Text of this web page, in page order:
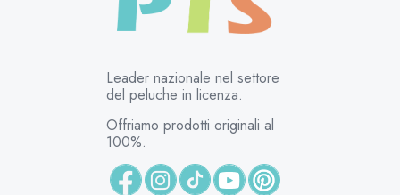
Leader nazionale nel settore
del peluche in licenza.
Offriamo prodotti originali al
100%.